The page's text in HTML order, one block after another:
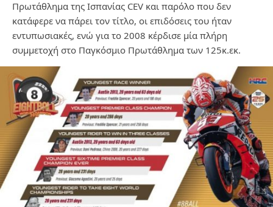
Πρωτάθλημα της Ισπανίας CEV και παρόλο που δεν
κατάφερε να πάρει τον τίτλο, οι επιδόσεις του ήταν
εντυπωσιακές, ενώ για το 2008 κέρδισε μία πλήρη
συμμετοχή στο Παγκόσμιο Πρωτάθλημα των 125κ.εκ.